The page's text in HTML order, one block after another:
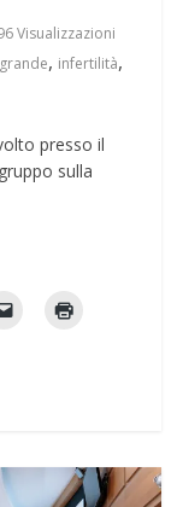
Visualizzazioni
, infertilità,
presso il
sulla